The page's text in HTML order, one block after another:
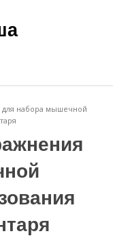
набора мышечной